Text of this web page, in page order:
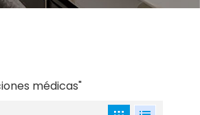
médicas"